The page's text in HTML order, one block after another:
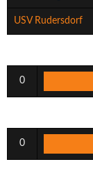
USV Rudersdorf
0
0